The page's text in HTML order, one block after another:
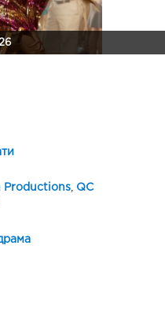
Productions,
QC